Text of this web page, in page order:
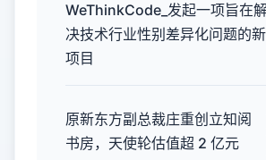
WeThinkCode_发起一项旨在
决技术行业性别差异化问题的新
项目
原新东方副总裁庄重创立知阅
书房，天使轮估值超 2 亿元